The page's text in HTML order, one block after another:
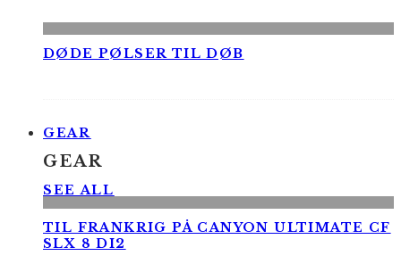
DØDE PØLSER TIL DØB
GEAR
GEAR
SEE ALL
TIL FRANKRIG PÅ CANYON ULTIMATE CF
SLX 8 DI2